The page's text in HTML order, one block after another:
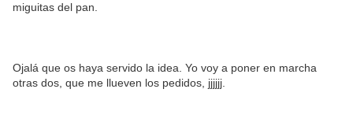
miguitas del pan.
Ojalá que os haya servido la idea. Yo voy a poner en marcha
otras dos, que me llueven los pedidos, jjjjjj.